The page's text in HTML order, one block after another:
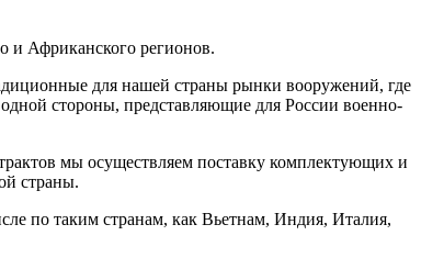
и Африканского регионов.
для нашей страны рынки вооружений, где
стороны, представляющие для России военно-
мы осуществляем поставку комплектующих и
страны.
по таким странам, как Вьетнам, Индия, Италия,